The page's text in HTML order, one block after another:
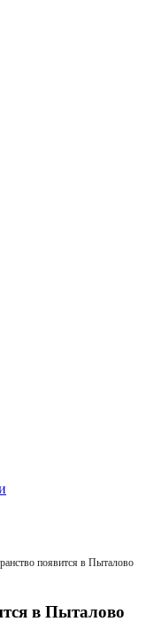
появится в Пыталово
в Пыталово